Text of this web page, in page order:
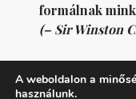
formálnak
(– Sir Winston
A weboldalon a
használunk.